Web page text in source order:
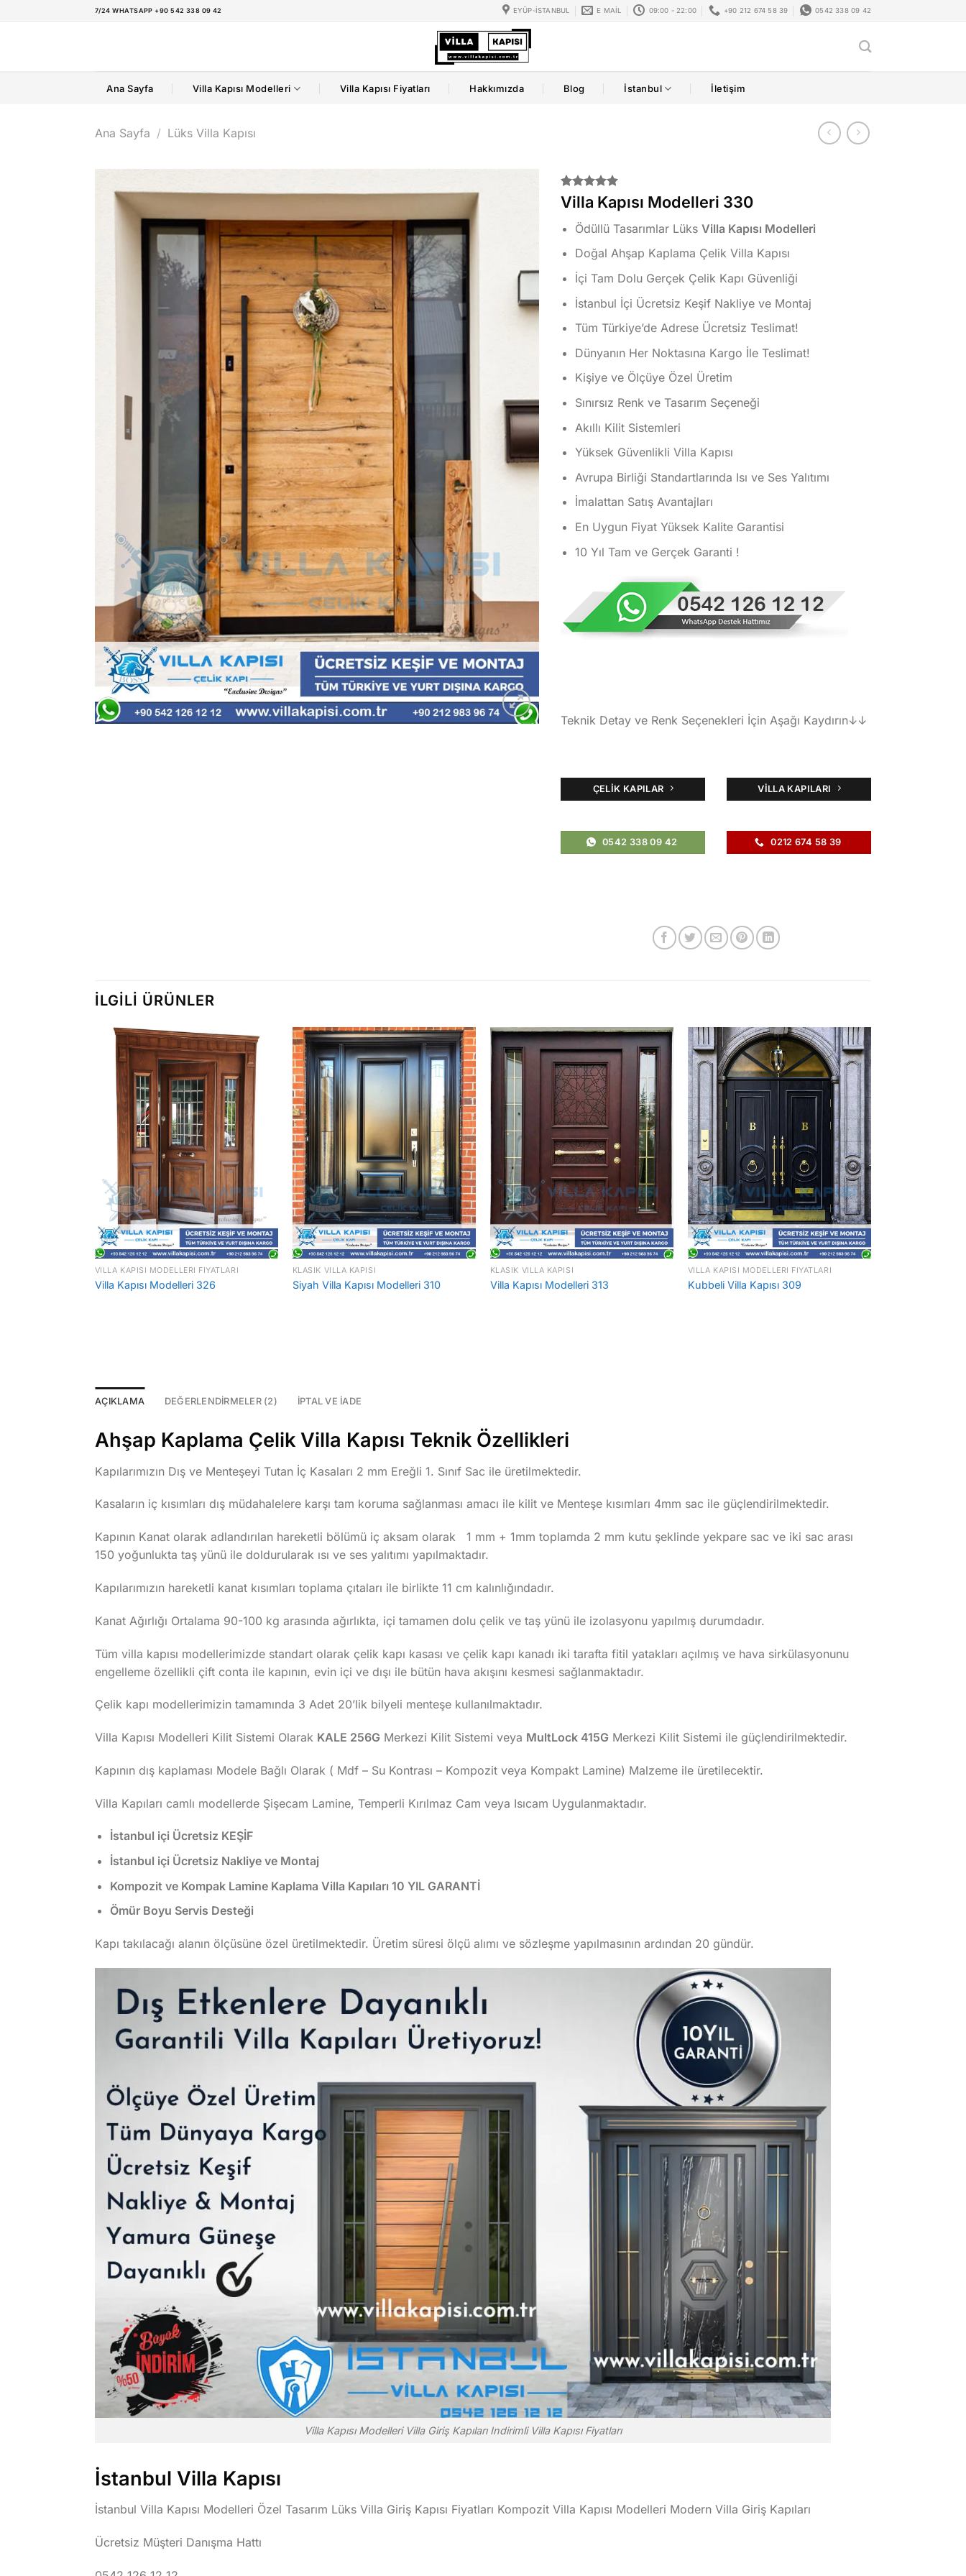
7/24 WHATSAPP +90 542 338 09 42 EYÜP-İSTANBUL E MAIL 09:00 - 22:00 +90 212 674 58 39 0542 338 09 42
Ana Sayfa Villa Kapısı Modelleri Villa Kapısı Fiyatları Hakkımızda Blog İstanbul İletişim
Ana Sayfa / Lüks Villa Kapısı
2
müşteri
puanına
dayanarak
5 üzerinden
aldı
Villa Kapısı Modelleri 330
Ödüllü Tasarımlar LüksVilla Kapısı Modelleri
Doğal Ahşap Kaplama Çelik Villa Kapısı
İçi Tam Dolu Gerçek Çelik Kapı Güvenliği
İstanbul İçi Ücretsiz Keşif Nakliye ve Montaj
Tüm Türkiye’de Adrese Ücretsiz Teslimat!
Dünyanın Her Noktasına Kargo İle Teslimat!
Kişiye ve Ölçüye Özel Üretim
Sınırsız Renk ve Tasarım Seçeneği
Akıllı Kilit Sistemleri
Yüksek Güvenlikli Villa Kapısı
Avrupa Birliği Standartlarında Isı ve Ses Yalıtımı
İmalattan Satış Avantajları
En Uygun Fiyat Yüksek Kalite Garantisi
10 Yıl Tam ve Gerçek Garanti !
Teknik Detay ve Renk Seçenekleri İçin Aşağı Kaydırın↓↓
ÇELIK KAPILAR VILLA KAPILARI
0542 338 09 42 0212 674 58 39
İLGILI ÜRÜNLER
VILLA KAPISI MODELLERI FIYATLARI
Villa Kapısı Modelleri 326
KLASIK VILLA KAPISI
Siyah Villa Kapısı Modelleri 310
KLASIK VILLA KAPISI
Villa Kapısı Modelleri 313
VILLA KAPISI MODELLERI FIYATLARI
Kubbeli Villa Kapısı 309
AÇIKLAMA DEĞERLENDIRMELER (2) İPTAL VE İADE
Ahşap Kaplama Çelik Villa Kapısı Teknik Özellikleri
Kapılarımızın Dış ve Menteşeyi Tutan İç Kasaları 2 mm Ereğli 1. Sınıf Sac ile üretilmektedir.
Kasaların iç kısımları dış müdahalelere karşı tam koruma sağlanması amacı ile kilit ve Menteşe kısımları 4mm sac ile güçlendirilmektedir.
Kapının Kanat olarak adlandırılan hareketli bölümü iç aksam olarak 1 mm + 1mm toplamda 2 mm kutu şeklinde yekpare sac ve iki sac arası
150 yoğunlukta taş yünü ile doldurularak ısı ve ses yalıtımı yapılmaktadır.
Kapılarımızın hareketli kanat kısımları toplama çıtaları ile birlikte 11 cm kalınlığındadır.
Kanat Ağırlığı Ortalama 90-100 kg arasında ağırlıkta, içi tamamen dolu çelik ve taş yünü ile izolasyonu yapılmış durumdadır.
Tüm villa kapısı modellerimizde standart olarak çelik kapı kasası ve çelik kapı kanadı iki tarafta fitil yatakları açılmış ve hava sirkülasyonunu
engelleme özellikli çift conta ile kapının, evin içi ve dışı ile bütün hava akışını kesmesi sağlanmaktadır.
Çelik kapı modellerimizin tamamında 3 Adet 20’lik bilyeli menteşe kullanılmaktadır.
Villa Kapısı Modelleri Kilit Sistemi Olarak KALE 256G Merkezi Kilit Sistemi veya MultLock 415G Merkezi Kilit Sistemi ile güçlendirilmektedir.
Kapının dış kaplaması Modele Bağlı Olarak ( Mdf – Su Kontrası – Kompozit veya Kompakt Lamine) Malzeme ile üretilecektir.
Villa Kapıları camlı modellerde Şişecam Lamine, Temperli Kırılmaz Cam veya Isıcam Uygulanmaktadır.
İstanbul içi Ücretsiz KEŞİF
İstanbul içi Ücretsiz Nakliye ve Montaj
Kompozit ve Kompak Lamine Kaplama Villa Kapıları 10 YIL GARANTİ
Ömür Boyu Servis Desteği
Kapı takılacağı alanın ölçüsüne özel üretilmektedir. Üretim süresi ölçü alımı ve sözleşme yapılmasının ardından 20 gündür.
Villa Kapısı Modelleri Villa Giriş Kapıları Indirimli Villa Kapısı Fiyatları
İstanbul Villa Kapısı
İstanbul Villa Kapısı Modelleri Özel Tasarım Lüks Villa Giriş Kapısı Fiyatları Kompozit Villa Kapısı Modelleri Modern Villa Giriş Kapıları
Ücretsiz Müşteri Danışma Hattı